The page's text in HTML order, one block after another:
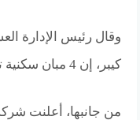
وقال رئيس الإدارة
كيبر، إن 4 مبان سكنية تضررت جراء القصف.
من جانبها، أعلنت